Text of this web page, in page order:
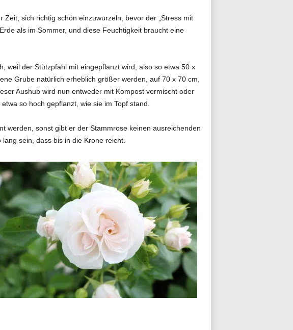
sich richtig schön einzuwurzeln, bevor der „Stress mit
als im Sommer, und diese Feuchtigkeit braucht eine
weil der Stützpfahl mit eingepflanzt wird, also so etwa 50 x
Grube natürlich erheblich größer werden, auf 70 x 70 cm,
Aushub wird nun entweder mit Kompost vermischt oder
so hoch gepflanzt, wie sie im Topf stand.
werden, sonst gibt er der Stammrose keinen ausreichenden
sein, dass bis in die Krone reicht.